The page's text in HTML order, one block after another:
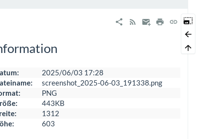
2025/06/03 17:28
screenshot_2025-06-03_191338.png
PNG
443KB
1312
603